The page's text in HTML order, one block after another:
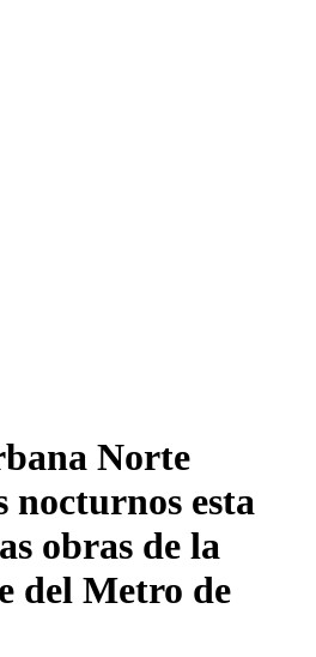
Norte
esta
obras de la
del Metro de